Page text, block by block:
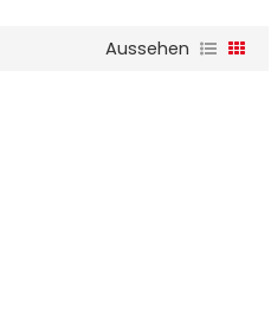
Aussehen